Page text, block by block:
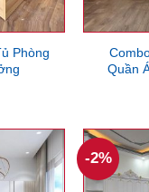
Phòng
Quần
-2%